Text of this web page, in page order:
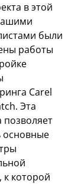
в этой
были
работы
Carel
Эта
позволяет
основные
к которой